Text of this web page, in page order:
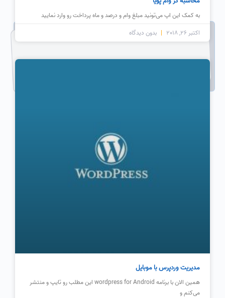
به کمک این اپ می‌تونید مبلغ وام و درصد و ماه پرداخت رو وارد نمایید
اکتبر 26, 2018
بدون دیدگاه
مدیریت وردپرس با موبایل
همین الان با برنامه wordpress for Android این مطلب رو تایپ و منتشر
می‌کنم و